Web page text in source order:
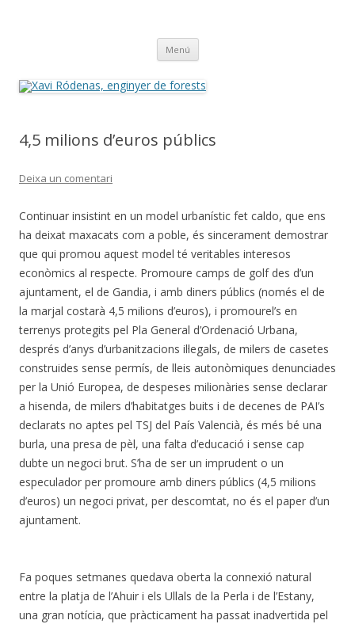
Menú Vés
contingut
4,5 milions d’euros públics
Deixa un comentari
Continuar insistint en un model urbanístic fet caldo, que ens
ha deixat maxacats com a poble, és sincerament demostrar
que qui promou aquest model té veritables interesos
econòmics al respecte. Promoure camps de golf des d’un
ajuntament, el de Gandia, i amb diners públics (només el de
la marjal costarà 4,5 milions d’euros), i promourel’s en
terrenys protegits pel Pla General d’Ordenació Urbana,
després d’anys d’urbanitzacions il·legals, de milers de casetes
construides sense permís, de lleis autonòmiques denunciades
per la Unió Europea, de despeses milionàries sense declarar
a hisenda, de milers d’habitatges buits i de decenes de PAI’s
declarats no aptes pel TSJ del País Valencià, és més bé una
burla, una presa de pèl, una falta d’educació i sense cap
dubte un negoci brut. S’ha de ser un imprudent o un
especulador per promoure amb diners públics (4,5 milions
d’euros) un negoci privat, per descomtat, no és el paper d’un
ajuntament.
Fa poques setmanes quedava oberta la connexió natural
entre la platja de l’Ahuir i els Ullals de la Perla i de l’Estany,
una gran notícia, que pràcticament ha passat inadvertida pel